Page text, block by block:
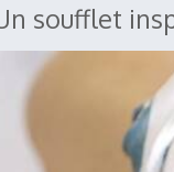
soufflet